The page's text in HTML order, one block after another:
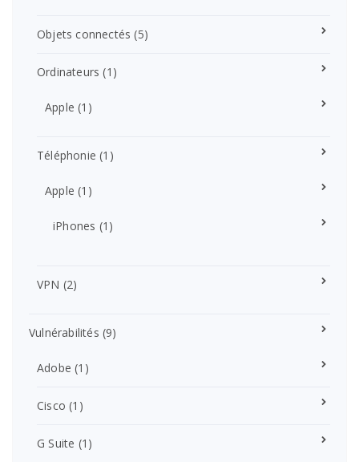
Objets connectés (5)
Ordinateurs (1)
Apple (1)
Téléphonie (1)
Apple (1)
iPhones (1)
VPN (2)
Vulnérabilités (9)
Adobe (1)
Cisco (1)
G Suite (1)